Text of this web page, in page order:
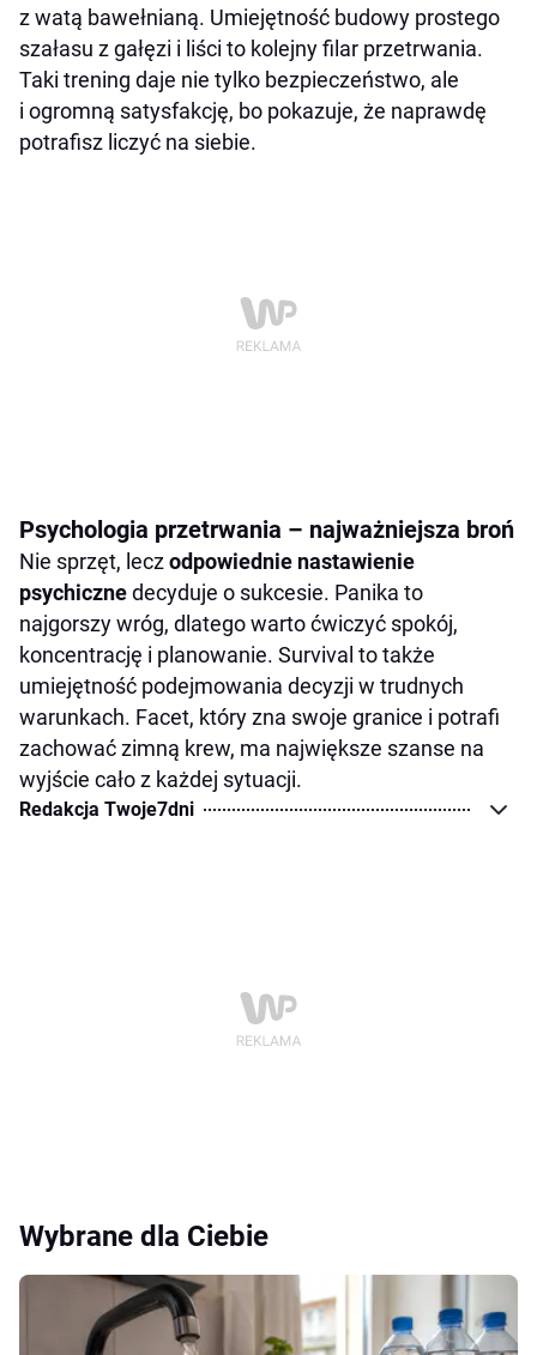
z watą bawełnianą. Umiejętność budowy prostego
szałasu z gałęzi i liści to kolejny filar przetrwania.
Taki trening daje nie tylko bezpieczeństwo, ale
i ogromną satysfakcję, bo pokazuje, że naprawdę
potrafisz liczyć na siebie.
Psychologia przetrwania – najważniejsza broń
Nie sprzęt, leczodpowiednie nastawienie
psychicznedecyduje o sukcesie. Panika to
najgorszy wróg, dlatego warto ćwiczyć spokój,
koncentrację i planowanie. Survival to także
umiejętność podejmowania decyzji w trudnych
warunkach. Facet, który zna swoje granice i potrafi
zachować zimną krew, ma największe szanse na
wyjście cało z każdej sytuacji.
Redakcja Twoje7dni
Wybrane dla Ciebie